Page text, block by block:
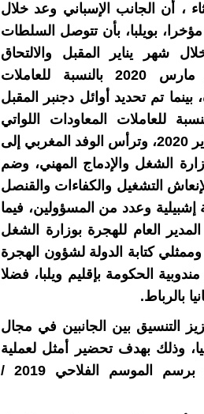
، أن الجانب الإسباني وعد خلال
بويلبا، بأن تتوصل السلطات
شهر يناير المقبل والالتحاق
بمقرات العمل في شهر مارس 2020 بالنسبة للعاملات
تم تحديد أوائل دجنبر المقبل
للعاملات المعاودات اللواتي
سيغادرن ابتداء من شهر فبراير 2020، وترأس الوفد المغربي إلى
الشغل والإدماج المهني، وضم
لإنعاش التشغيل والكفاءات والقنصل
إشبيلية وعدد من المسؤولين، فيما
العام للهجرة بوزارة الشغل
كتابة الدولة لشؤون الهجرة
الحكومة بإقليم ويلبا، فضلا
بالرباط.
التنسيق بين الجانبين في مجال
وذلك بهدف تحضير أمثل لعملية
تشغيل العاملات المغربيات برسم الموسم الفلاحي 2019 /